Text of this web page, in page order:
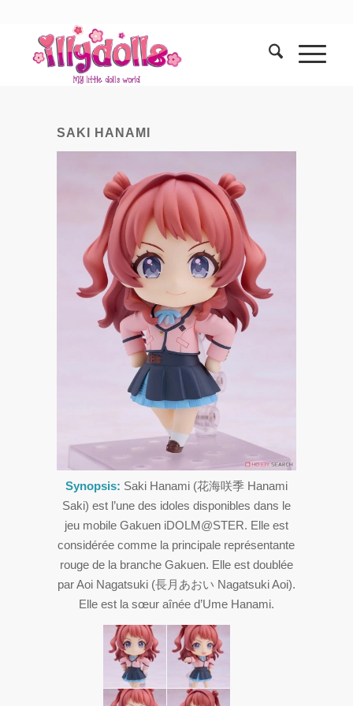
SAKI HANAMI
Synopsis: Saki Hanami (花海咲季 Hanami
Saki) est l’une des idoles disponibles dans le
jeu mobile Gakuen iDOLM@STER. Elle est
considérée comme la principale représentante
rouge de la branche Gakuen. Elle est doublée
par Aoi Nagatsuki (長月あおい Nagatsuki Aoi).
Elle est la sœur aînée d’Ume Hanami.